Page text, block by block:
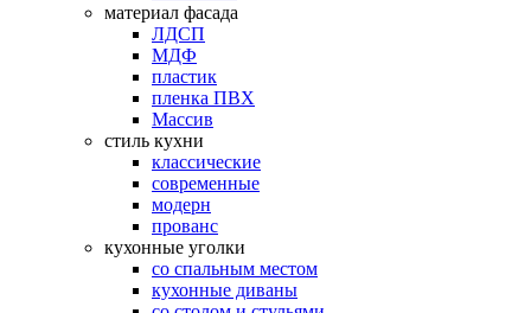
материал фасада
ЛДСП
МДФ
пластик
пленка ПВХ
Массив
стиль кухни
классические
современные
модерн
прованс
кухонные уголки
со спальным местом
кухонные диваны